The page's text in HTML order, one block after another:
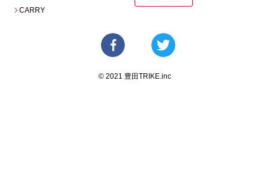
CARRY
© 2021 豊田TRIKE.inc